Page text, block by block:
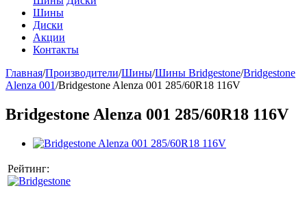
Шины
Диски
Акции
Контакты
Главная/Производители/Шины/Шины Bridgestone/Bridgestone
Alenza 001/Bridgestone Alenza 001 285/60R18 116V
Bridgestone Alenza 001 285/60R18 116V
Рейтинг: